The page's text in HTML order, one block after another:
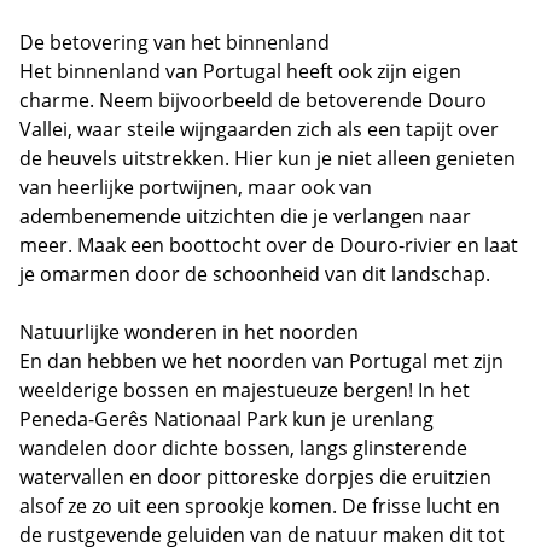
De betovering van het binnenland
Het binnenland van Portugal heeft ook zijn eigen
charme. Neem bijvoorbeeld de betoverende Douro
Vallei, waar steile wijngaarden zich als een tapijt over
de heuvels uitstrekken. Hier kun je niet alleen genieten
van heerlijke portwijnen, maar ook van
adembenemende uitzichten die je verlangen naar
meer. Maak een boottocht over de Douro-rivier en laat
je omarmen door de schoonheid van dit landschap.
Natuurlijke wonderen in het noorden
En dan hebben we het noorden van Portugal met zijn
weelderige bossen en majestueuze bergen! In het
Peneda-Gerês Nationaal Park kun je urenlang
wandelen door dichte bossen, langs glinsterende
watervallen en door pittoreske dorpjes die eruitzien
alsof ze zo uit een sprookje komen. De frisse lucht en
de rustgevende geluiden van de natuur maken dit tot